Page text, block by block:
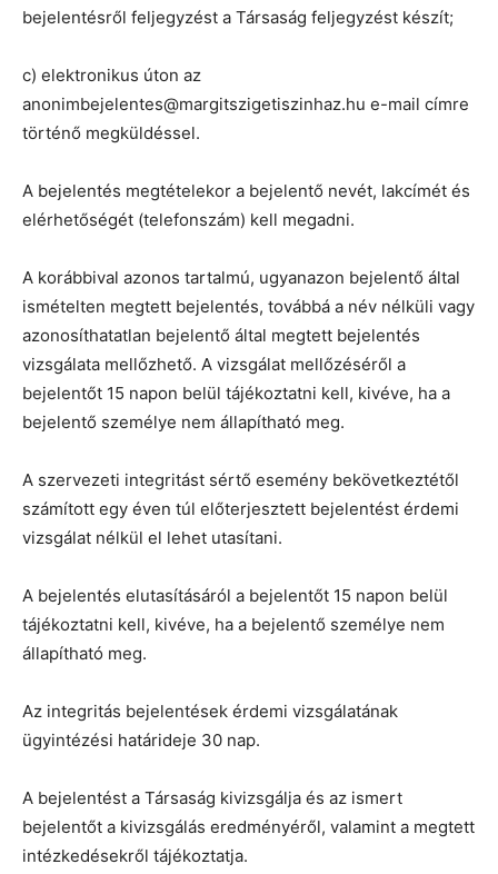
bejelentésről feljegyzést a Társaság feljegyzést készít;
c) elektronikus úton az
anonimbejelentes@margitszigetiszinhaz.hu e-mail címre
történő megküldéssel.
A bejelentés megtételekor a bejelentő nevét, lakcímét és
elérhetőségét (telefonszám) kell megadni.
A korábbival azonos tartalmú, ugyanazon bejelentő által
ismételten megtett bejelentés, továbbá a név nélküli vagy
azonosíthatatlan bejelentő által megtett bejelentés
vizsgálata mellőzhető. A vizsgálat mellőzéséről a
bejelentőt 15 napon belül tájékoztatni kell, kivéve, ha a
bejelentő személye nem állapítható meg.
A szervezeti integritást sértő esemény bekövetkeztétől
számított egy éven túl előterjesztett bejelentést érdemi
vizsgálat nélkül el lehet utasítani.
A bejelentés elutasításáról a bejelentőt 15 napon belül
tájékoztatni kell, kivéve, ha a bejelentő személye nem
állapítható meg.
Az integritás bejelentések érdemi vizsgálatának
ügyintézési határideje 30 nap.
A bejelentést a Társaság kivizsgálja és az ismert
bejelentőt a kivizsgálás eredményéről, valamint a megtett
intézkedésekről tájékoztatja.